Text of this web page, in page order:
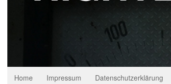
Home Impressum Datenschutzerklärung